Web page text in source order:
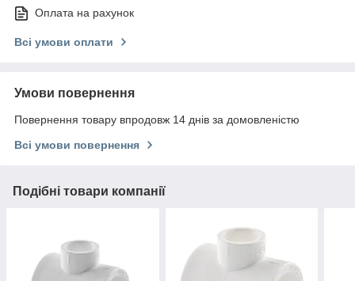
Оплата на рахунок
Всі умови оплати
Умови повернення
Повернення товару впродовж 14 днів за домовленістю
Всі умови повернення
Подібні товари компанії